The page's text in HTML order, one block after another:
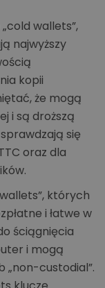
wallets”,
najwyższy
kopii
że mogą
i są droższą
się
oraz dla
których
i łatwe w
ściągnięcia
i mogą
„non-custodial”.